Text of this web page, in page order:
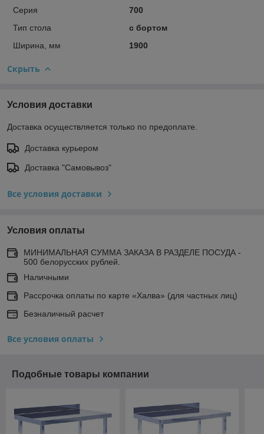
Серия
700
Тип стола
с бортом
Ширина, мм
1900
Скрыть
Условия доставки
Доставка осуществляется только по предоплате.
Доставка курьером
Доставка "Самовывоз"
Все условия доставки
Условия оплаты
МИНИМАЛЬНАЯ СУММА ЗАКАЗА В РАЗДЕЛЕ ПОСУДА -
500 белорусских рублей.
Наличными
Рассрочка оплаты по карте «Халва» (для частных лиц)
Безналичный расчет
Все условия оплаты
Подобные товары компании